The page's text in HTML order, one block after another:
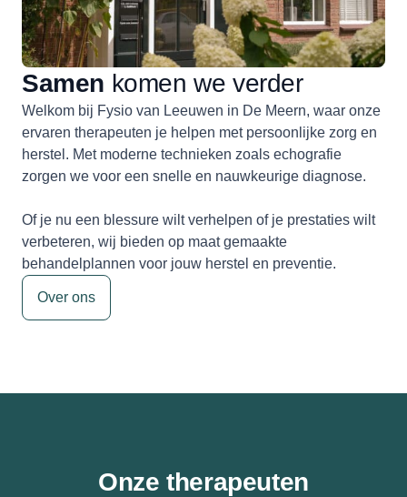
Samen komen we verder
Welkom bij Fysio van Leeuwen in De Meern, waar onze
ervaren therapeuten je helpen met persoonlijke zorg en
herstel. Met moderne technieken zoals echografie
zorgen we voor een snelle en nauwkeurige diagnose.
Of je nu een blessure wilt verhelpen of je prestaties wilt
verbeteren, wij bieden op maat gemaakte
behandelplannen voor jouw herstel en preventie.
Over ons
Onze therapeuten